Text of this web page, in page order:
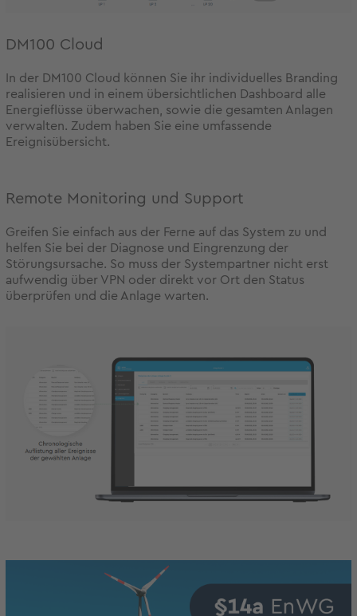
DM100 Cloud
In der DM100 Cloud können Sie ihr individuelles Branding
realisieren und in einem übersichtlichen Dashboard alle
Energieflüsse überwachen, sowie die gesamten Anlagen
verwalten. Zudem haben Sie eine umfassende
Ereignisübersicht.
Remote Monitoring und Support
Greifen Sie einfach aus der Ferne auf das System zu und
helfen Sie bei der Diagnose und Eingrenzung der
Störungsursache. So muss der Systempartner nicht erst
aufwendig über VPN oder direkt vor Ort den Status
überprüfen und die Anlage warten.